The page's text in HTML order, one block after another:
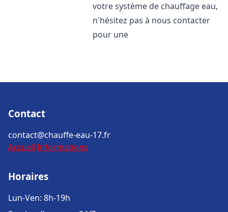
votre système de chauffage eau,
n'hésitez pas à nous contacter
pour une
Contact
contact@chauffe-eau-17.fr
Accueil Informations
Horaires
Lun-Ven: 8h-19h